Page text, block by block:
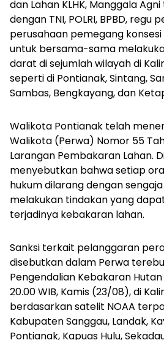
dan Lahan KLHK, Manggala
dengan TNI, POLRI, BPBD, regu
perusahaan pemegang
untuk bersama-sama
darat di sejumlah wilayah di
seperti di Pontianak, Sintang,
Sambas, Bengkayang, dan
Walikota Pontianak telah
Walikota (Perwa) Nomor 55
Larangan Pembakaran Lahan.
menyebutkan bahwa setiap
hukum dilarang dengan
melakukan tindakan yang
terjadinya kebakaran lahan.
Sanksi terkait pelanggaran
disebutkan dalam Perwa
Pengendalian Kebakaran
20.00 WIB, Kamis (23/08), di
berdasarkan satelit NOAA
Kabupaten Sanggau, Landak,
Pontianak, Kapuas Hulu,